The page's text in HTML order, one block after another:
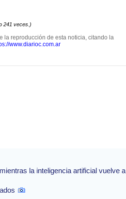
241 veces.)
la reproducción de esta noticia, citando la
www.diarioc.com.ar
la inteligencia artificial vuelve a